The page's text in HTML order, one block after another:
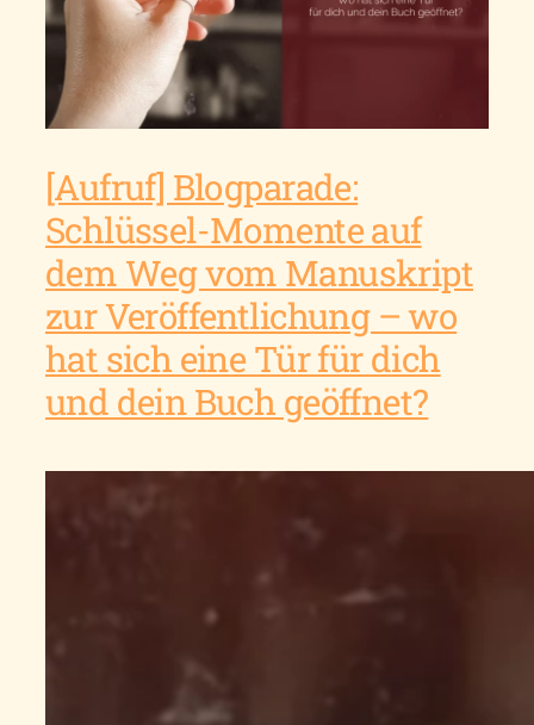
[Aufruf] Blogparade:
Schlüssel-Momente auf
dem Weg vom Manuskript
zur Veröffentlichung – wo
hat sich eine Tür für dich
und dein Buch geöffnet?